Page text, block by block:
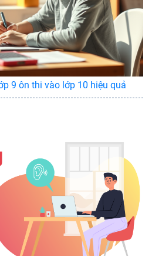
9 ôn thi vào lớp 10 hiệu quả